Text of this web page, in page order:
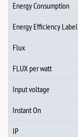
Energy Consumption
Energy Efficiency Label
Flux
FLUX per watt
Input voltage
Instant On
IP